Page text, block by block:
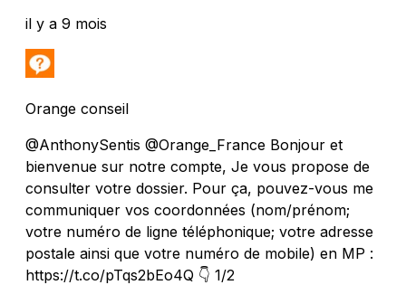
il y a 9 mois
Orange conseil
@AnthonySentis @Orange_France Bonjour et
bienvenue sur notre compte, Je vous propose de
consulter votre dossier. Pour ça, pouvez-vous me
communiquer vos coordonnées (nom/prénom;
votre numéro de ligne téléphonique; votre adresse
postale ainsi que votre numéro de mobile) en MP :
https://t.co/pTqs2bEo4Q 👇 1/2